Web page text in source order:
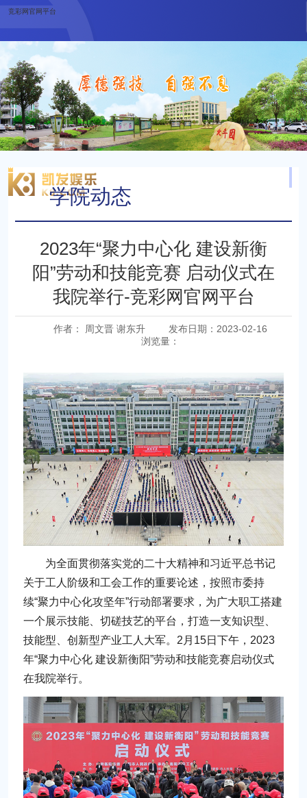
竞彩网官网平台
学院动态
当前位置： 最新动态 学院动态
2023年“聚力中心化 建设新衡
阳”劳动和技能竞赛 启动仪式在
我院举行-竞彩网官网平台
作者： 周文晋 谢东升
发布日期：2023-02-16
浏览量：
为全面贯彻落实党的二十大精神和习近平总书记
关于工人阶级和工会工作的重要论述，按照市委持
续“聚力中心化攻坚年”行动部署要求，为广大职工搭建
一个展示技能、切磋技艺的平台，打造一支知识型、
技能型、创新型产业工人大军。2月15日下午，2023
年“聚力中心化 建设新衡阳”劳动和技能竞赛启动仪式
在我院举行。